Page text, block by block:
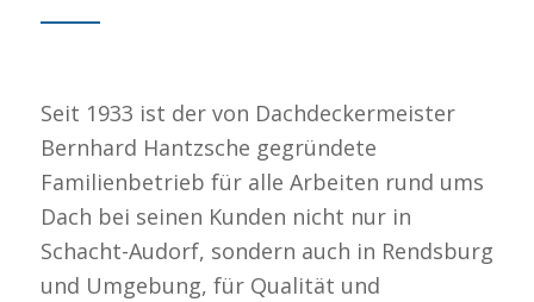
Seit 1933 ist der von Dachdeckermeister
Bernhard Hantzsche gegründete
Familienbetrieb für alle Arbeiten rund ums
Dach bei seinen Kunden nicht nur in
Schacht-Audorf, sondern auch in Rendsburg
und Umgebung, für Qualität und